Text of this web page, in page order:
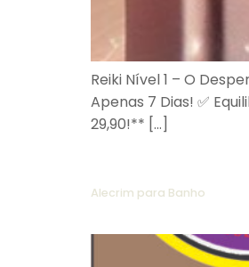
Reiki Nível 1 – O
Apenas 7 Dias! ✅
29,90!** […]
Alecrim para Banho